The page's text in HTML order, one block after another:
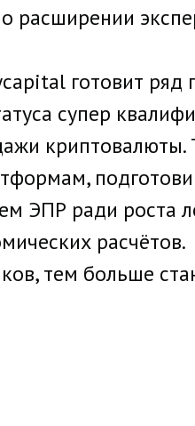
расширении
готовит
супер
криптовалюты.
ЭПР ради роста
расчётов.
тем больше